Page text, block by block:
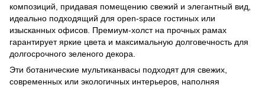
композиций, придавая помещению свежий и элегантный вид,
идеально подходящий для open-space гостиных или
изысканных офисов. Премиум-холст на прочных рамах
гарантирует яркие цвета и максимальную долговечность для
долгосрочного зеленого декора.
Эти ботанические мультиканвасы подходят для свежих,
современных или экологичных интерьеров, наполняя